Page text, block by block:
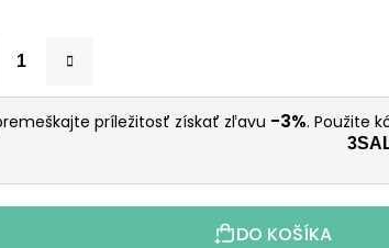
príležitosť získať zľavu -3%. Použite
DO KOŠÍKA